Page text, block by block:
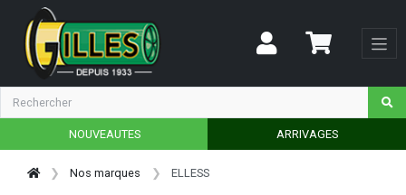
NOUVEAUTES ARRIVAGES
Nos marques ELLESS